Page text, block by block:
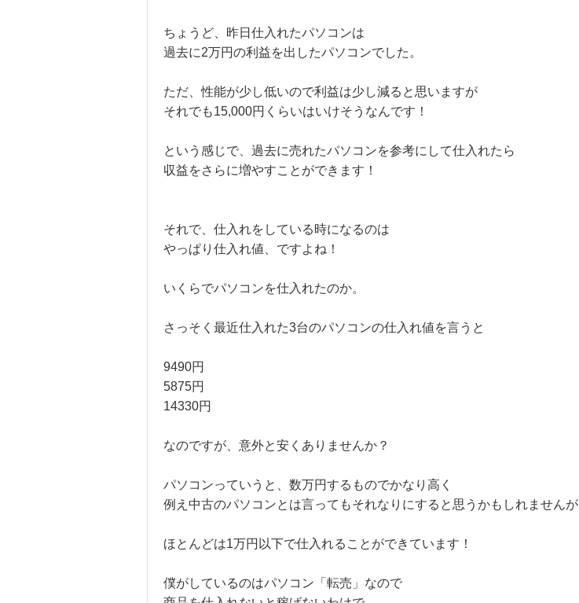
ちょうど、昨日仕入れたパソコンは
過去に2万円の利益を出したパソコンでした。
ただ、性能が少し低いので利益は少し減ると思いますが
それでも15,000円くらいはいけそうなんです！
という感じで、過去に売れたパソコンを参考にして仕入れたら
収益をさらに増やすことができます！
それで、仕入れをしている時になるのは
やっぱり仕入れ値、ですよね！
いくらでパソコンを仕入れたのか。
さっそく最近仕入れた3台のパソコンの仕入れ値を言うと
9490円
5875円
14330円
なのですが、意外と安くありませんか？
パソコンっていうと、数万円するものでかなり高く
例え中古のパソコンとは言ってもそれなりにすると思うかもしれませんが
ほとんどは1万円以下で仕入れることができています！
僕がしているのはパソコン「転売」なので